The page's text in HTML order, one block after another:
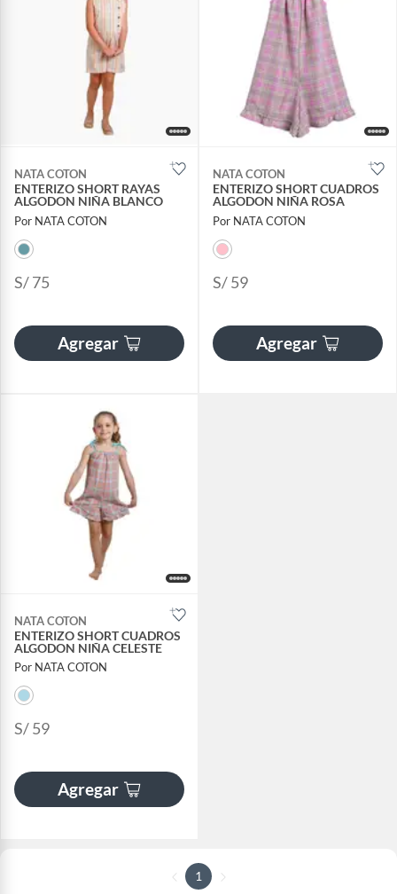
NATA COTON
ENTERIZO SHORT RAYAS
ALGODON NIÑA BLANCO
Por NATA COTON
S/ 75
Agregar
NATA COTON
ENTERIZO SHORT CUADROS
ALGODON NIÑA ROSA
Por NATA COTON
S/ 59
Agregar
NATA COTON
ENTERIZO SHORT CUADROS
ALGODON NIÑA CELESTE
Por NATA COTON
S/ 59
Agregar
1